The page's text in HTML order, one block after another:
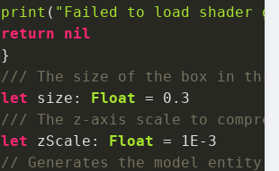
print ( "Failed to load shader
return
nil
/// The size of the box in
let size: Float =
0.3
/// The z-axis scale to
let zScale: Float =
1E-3
// Generates the model entity